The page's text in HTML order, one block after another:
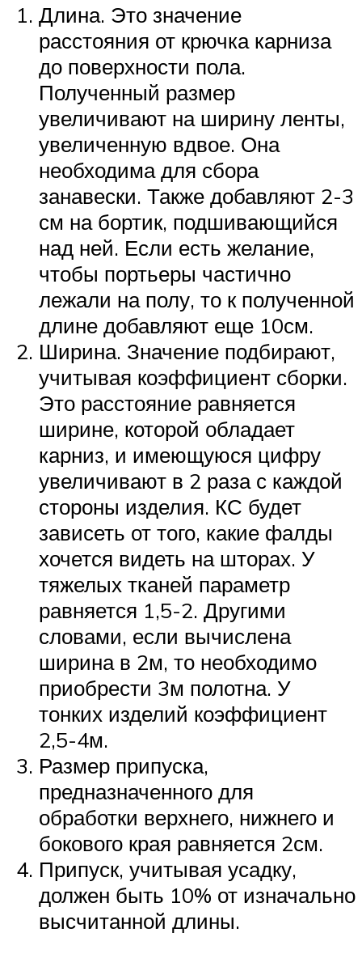
Длина. Это значение
расстояния от крючка карниза
до поверхности пола.
Полученный размер
увеличивают на ширину ленты,
увеличенную вдвое. Она
необходима для сбора
занавески. Также добавляют 2-3
см на бортик, подшивающийся
над ней. Если есть желание,
чтобы портьеры частично
лежали на полу, то к полученной
длине добавляют еще 10см.
Ширина. Значение подбирают,
учитывая коэффициент сборки.
Это расстояние равняется
ширине, которой обладает
карниз, и имеющуюся цифру
увеличивают в 2 раза с каждой
стороны изделия. КС будет
зависеть от того, какие фалды
хочется видеть на шторах. У
тяжелых тканей параметр
равняется 1,5-2. Другими
словами, если вычислена
ширина в 2м, то необходимо
приобрести 3м полотна. У
тонких изделий коэффициент
2,5-4м.
Размер припуска,
предназначенного для
обработки верхнего, нижнего и
бокового края равняется 2см.
Припуск, учитывая усадку,
должен быть 10% от изначально
высчитанной длины.